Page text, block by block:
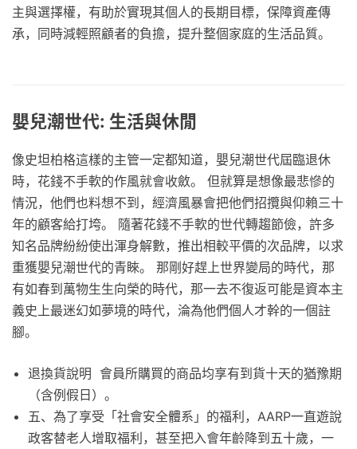
主與選擇權，有助於實現其個人的長期目標，保障資產傳
承，同時減輕照顧者的負擔，提升整個家庭的生活品質。
嬰兒潮世代: 生活與休閒
像史坦柏格這樣的主管一定都知道，嬰兒潮世代屆臨退休
時，花錢不手軟的作風就會收斂。 但就算是想像最悲慘的
情況，他們也料想不到，經濟風暴會把他們招攬與仰賴三十
年的顧客給打垮。 隨著花錢不手軟的世代轉趨節儉，許多
知名品牌紛紛使出渾身解數，推出相較平價的次品牌，以求
重獲嬰兒潮世代的青睞。 那剛好趕上世界變局的時代，那
有如春到萬物生生向榮的時代，那一去不復返可能是資本主
義史上最迷幻如夢境的時代，淪為他們個人才幹的一個註
腳。
退換貨說明 會員所購買的商品均享有到貨十天的猶豫期
（含例假日）。
五、為了享受「社會安全體系」的福利，AARP一直遊說
政客替老人增取福利，甚至把入會年齡降到五十歲，一